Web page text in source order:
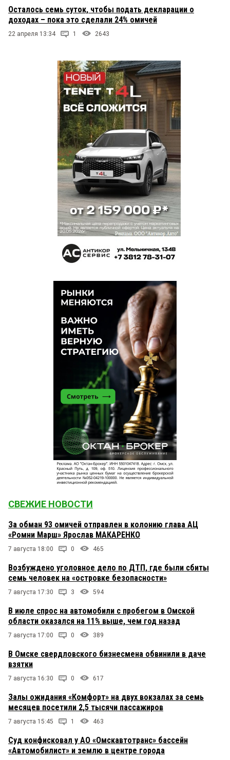
Осталось семь суток, чтобы подать декларации о
доходах – пока это сделали 24% омичей
22 апреля 13:34 1 2643
СВЕЖИЕ НОВОСТИ
За обман 93 омичей отправлен в колонию глава АЦ
«Ромни Марш» Ярослав МАКАРЕНКО
7 августа 18:00 0 465
Возбуждено уголовное дело по ДТП, где были сбиты
семь человек на «островке безопасности»
7 августа 17:30 3 594
В июле спрос на автомобили с пробегом в Омской
области оказался на 11% выше, чем год назад
7 августа 17:00 0 389
В Омске свердловского бизнесмена обвинили в даче
взятки
7 августа 16:30 0 617
Залы ожидания «Комфорт» на двух вокзалах за семь
месяцев посетили 2,5 тысячи пассажиров
7 августа 15:45 1 463
Суд конфисковал у АО «Омскавтотранс» бассейн
«Автомобилист» и землю в центре города